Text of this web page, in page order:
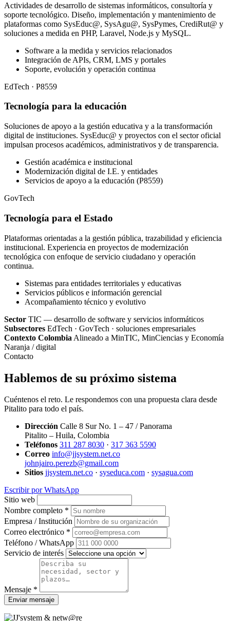
Actividades de desarrollo de sistemas informáticos, consultoría y
soporte tecnológico. Diseño, implementación y mantenimiento de
plataformas como SysEduc@, SysAgu@, SysPymes, CrediRut@ y
soluciones a medida en PHP, Laravel, Node.js y MySQL.
Software a la medida y servicios relacionados
Integración de APIs, CRM, LMS y portales
Soporte, evolución y operación continua
EdTech · P8559
Tecnología para la educación
Soluciones de apoyo a la gestión educativa y a la transformación
digital de instituciones. SysEduc@ y proyectos con el sector oficial
impulsan procesos académicos, administrativos y de transparencia.
Gestión académica e institucional
Modernización digital de I.E. y entidades
Servicios de apoyo a la educación (P8559)
GovTech
Tecnología para el Estado
Plataformas orientadas a la gestión pública, trazabilidad y eficiencia
institucional. Experiencia en proyectos de modernización
tecnológica con enfoque de servicio ciudadano y operación
continua.
Sistemas para entidades territoriales y educativas
Servicios públicos e información gerencial
Acompañamiento técnico y evolutivo
Sector TIC — desarrollo de software y servicios informáticos
Subsectores EdTech · GovTech · soluciones empresariales
Contexto Colombia Alineado a MinTIC, MinCiencias y Economía
Naranja / digital
Contacto
Hablemos de su próximo sistema
Cuéntenos el reto. Le respondemos con una propuesta clara desde
Pitalito para todo el país.
Dirección Calle 8 Sur No. 1 – 47 / Panorama
Pitalito – Huila, Colombia
Teléfonos 311 287 8030 · 317 363 5590
Correo info@jjsystem.net.co
johnjairo.perezb@gmail.com
Sitios jjsystem.net.co · syseduca.com · sysagua.com
Escribir por WhatsApp
Sitio web
Nombre completo *
Empresa / Institución
Correo electrónico *
Teléfono / WhatsApp
Servicio de interés
Mensaje *
Enviar mensaje